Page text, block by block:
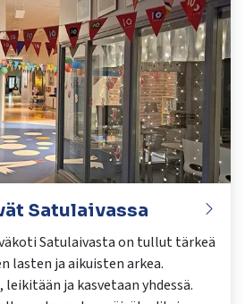
Satulaivassa
Satulaivasta on tullut tärkeä
lasten ja aikuisten arkea.
ja kasvetaan yhdessä.